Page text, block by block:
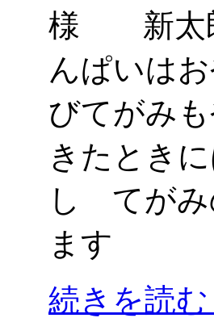
様 新太
んぱいは
びてがみ
きたとき
し てがみ
ます
続きを読む